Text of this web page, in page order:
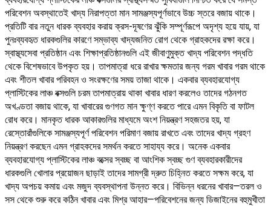
পরিবেশন অবস্থাতেই খাদ্য নিরাপত্তা মান সামঞ্জস্যপূর্ণভাবে উচ্চ স্তরে বজায় থাকে।
প্রতিটি বার নতুন ধারক ব্যবহার করায় ক্রস-দূষণের ঝুঁকি সম্পূর্ণরূপে অদৃশ্য হয়ে যায়, যা
পুনঃব্যবহৃত ধারকগুলির কারণে সম্ভাব্য খাদ্যজনিত রোগ থেকে গ্রাহকদের রক্ষা করে।
স্বাস্থ্যসেবা প্রতিষ্ঠান এবং শিক্ষাপ্রতিষ্ঠানগুলি এই জীবাণুমুক্ত খাদ্য পরিবেশন পদ্ধতি
থেকে বিশেষভাবে উপকৃত হয়। তাপমাত্রা ধরে রাখার ক্ষমতার জন্য গরম খাবার গরম থাকে
এবং শীতল খাবার পরিবহন ও সংরক্ষণের সময় তাজা থাকে। একবার ব্যবহারযোগ্য
প্লাস্টিকের লাঞ্চ বক্সগুলি চরম তাপমাত্রায় থাকা খাবার ধারণ করলেও তাদের গঠনগত
অখণ্ডতা বজায় থাকে, যা খাবারের গুণগত মান ক্ষুণ্ণ করতে পারে এমন বিকৃতি বা ফাটল
রোধ করে। মানকৃত ধারক আকারগুলির মাধ্যমে অংশ নিয়ন্ত্রণ সহজতর হয়, যা
রেস্তোরাঁগুলিকে সামঞ্জস্যপূর্ণ পরিবেশন পরিমাণ বজায় রাখতে এবং তাদের খাদ্য গ্রহণ
নিয়ন্ত্রণ করছেন এমন গ্রাহকদের সমর্থন করতে সাহায্য করে। অনেক একবার
ব্যবহারযোগ্য প্লাস্টিকের লাঞ্চ বক্সের স্বচ্ছ বা আংশিক স্বচ্ছ গুণ ব্যবহারকারীদের
ধারকগুলি খোলার প্রয়োজন ছাড়াই তাদের সামগ্রী দ্রুত চিহ্নিত করতে সক্ষম করে, যা
খাদ্য অপচয় কমায় এবং মজুদ ব্যবস্থাপনা উন্নত করে। বিভিন্ন ধরনের খাবার—তরল ও
সস থেকে শুরু করে কঠিন খাবার এবং মিশ্র আহার—পরিবেশনের জন্য ডিজাইনের বহুমুখীতা